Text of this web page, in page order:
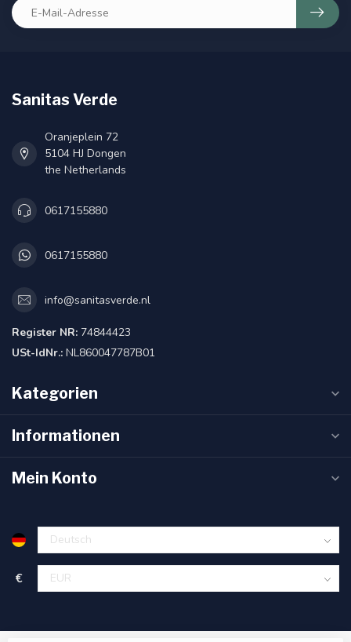
Sanitas Verde
Oranjeplein 72
5104 HJ Dongen
the Netherlands
0617155880
0617155880
info@sanitasverde.nl
Register NR: 74844423
USt-IdNr.: NL860047787B01
Kategorien
Informationen
Mein Konto
€